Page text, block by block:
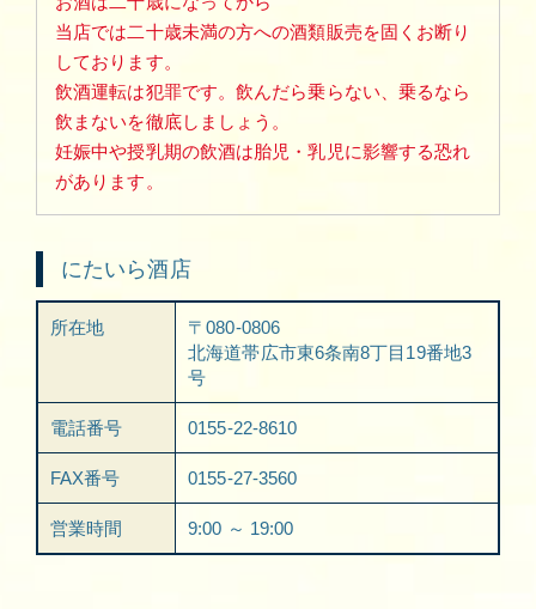
当店では二十歳未満の方への酒類販売を固くお断り
しております。
飲酒運転は犯罪です。飲んだら乗らない、乗るなら
飲まないを徹底しましょう。
妊娠中や授乳期の飲酒は胎児・乳児に影響する恐れ
があります。
にたいら酒店
所在地
〒080-0806
北海道帯広市東6条南8丁目19番地3
号
電話番号 0155-22-8610
FAX番号 0155-27-3560
営業時間 9:00 ～ 19:00